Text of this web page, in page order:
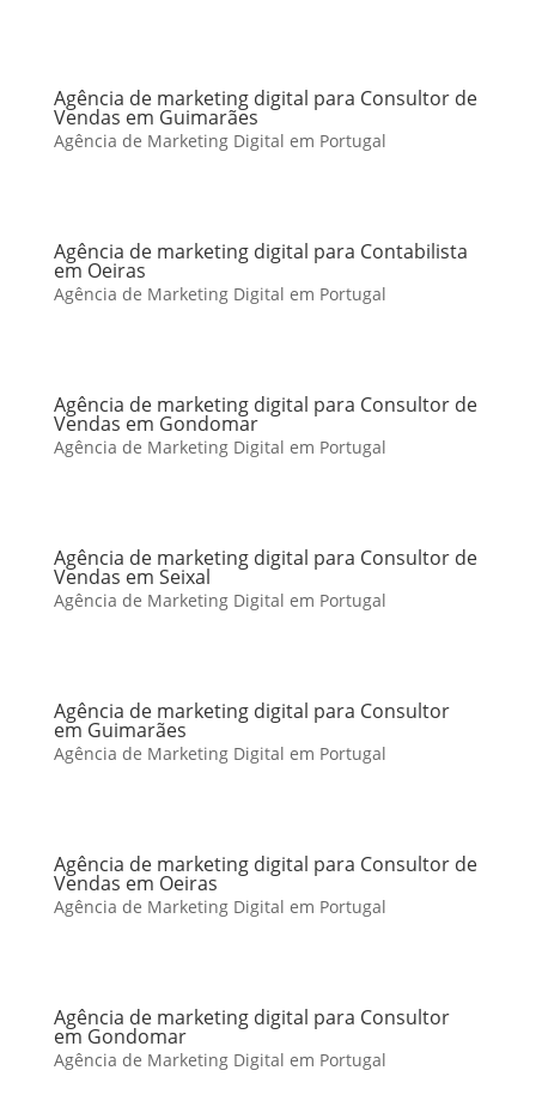
Agência de marketing digital para Consultor de
Vendas em Guimarães
Agência de Marketing Digital em Portugal
Agência de marketing digital para Contabilista
em Oeiras
Agência de Marketing Digital em Portugal
Agência de marketing digital para Consultor de
Vendas em Gondomar
Agência de Marketing Digital em Portugal
Agência de marketing digital para Consultor de
Vendas em Seixal
Agência de Marketing Digital em Portugal
Agência de marketing digital para Consultor
em Guimarães
Agência de Marketing Digital em Portugal
Agência de marketing digital para Consultor de
Vendas em Oeiras
Agência de Marketing Digital em Portugal
Agência de marketing digital para Consultor
em Gondomar
Agência de Marketing Digital em Portugal